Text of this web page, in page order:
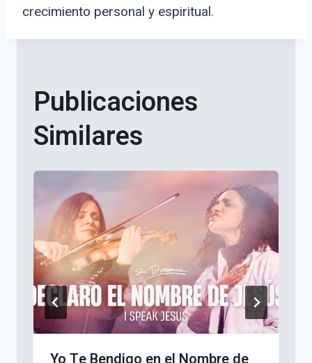
crecimiento personal y espiritual.
Publicaciones
Similares